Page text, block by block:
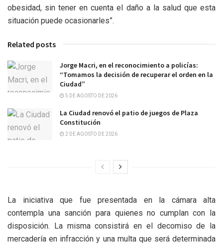
obesidad, sin tener en cuenta el daño a la salud que esta
situación puede ocasionarles”.
Related posts
Jorge Macri, en el reconocimiento a policías:
“Tomamos la decisión de recuperar el orden en la
Ciudad”
5 DE AGOSTO DE 2026
La Ciudad renovó el patio de juegos de Plaza
Constitución
2 DE AGOSTO DE 2026
La iniciativa que fue presentada en la cámara alta
contempla una sanción para quienes no cumplan con la
disposición. La misma consistirá en el decomiso de la
mercadería en infracción y una multa que será determinada